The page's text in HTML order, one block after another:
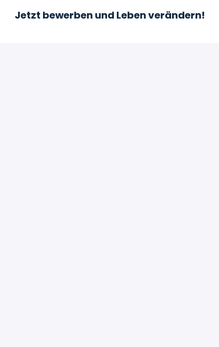
Jetzt bewerben und Leben verändern!